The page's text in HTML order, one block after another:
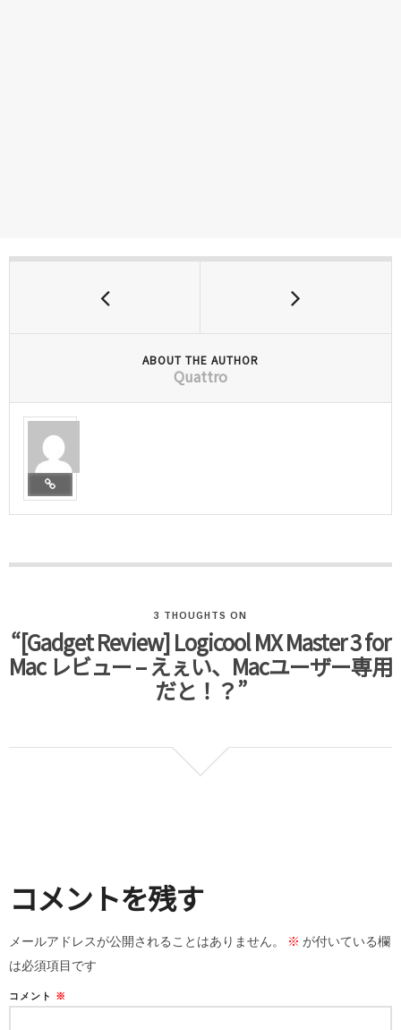
ABOUT THE AUTHOR
Quattro
3 THOUGHTS ON
“[Gadget Review] Logicool MX Master 3 for
Mac レビュー – えぇい、Macユーザー専用
だと！？”
コメントを残す
メールアドレスが公開されることはありません。 ※ が付いている欄
は必須項目です
コメント ※